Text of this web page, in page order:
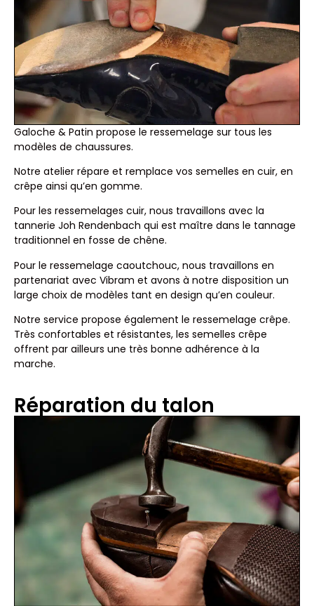
Galoche & Patin propose le ressemelage sur tous les
modèles de chaussures.
Notre atelier répare et remplace vos semelles en cuir, en
crêpe ainsi qu’en gomme.
Pour les ressemelages cuir, nous travaillons avec la
tannerie Joh Rendenbach qui est maître dans le tannage
traditionnel en fosse de chêne.
Pour le ressemelage caoutchouc, nous travaillons en
partenariat avec Vibram et avons à notre disposition un
large choix de modèles tant en design qu’en couleur.
Notre service propose également le ressemelage crêpe.
Très confortables et résistantes, les semelles crêpe
offrent par ailleurs une très bonne adhérence à la
marche.
Réparation du talon